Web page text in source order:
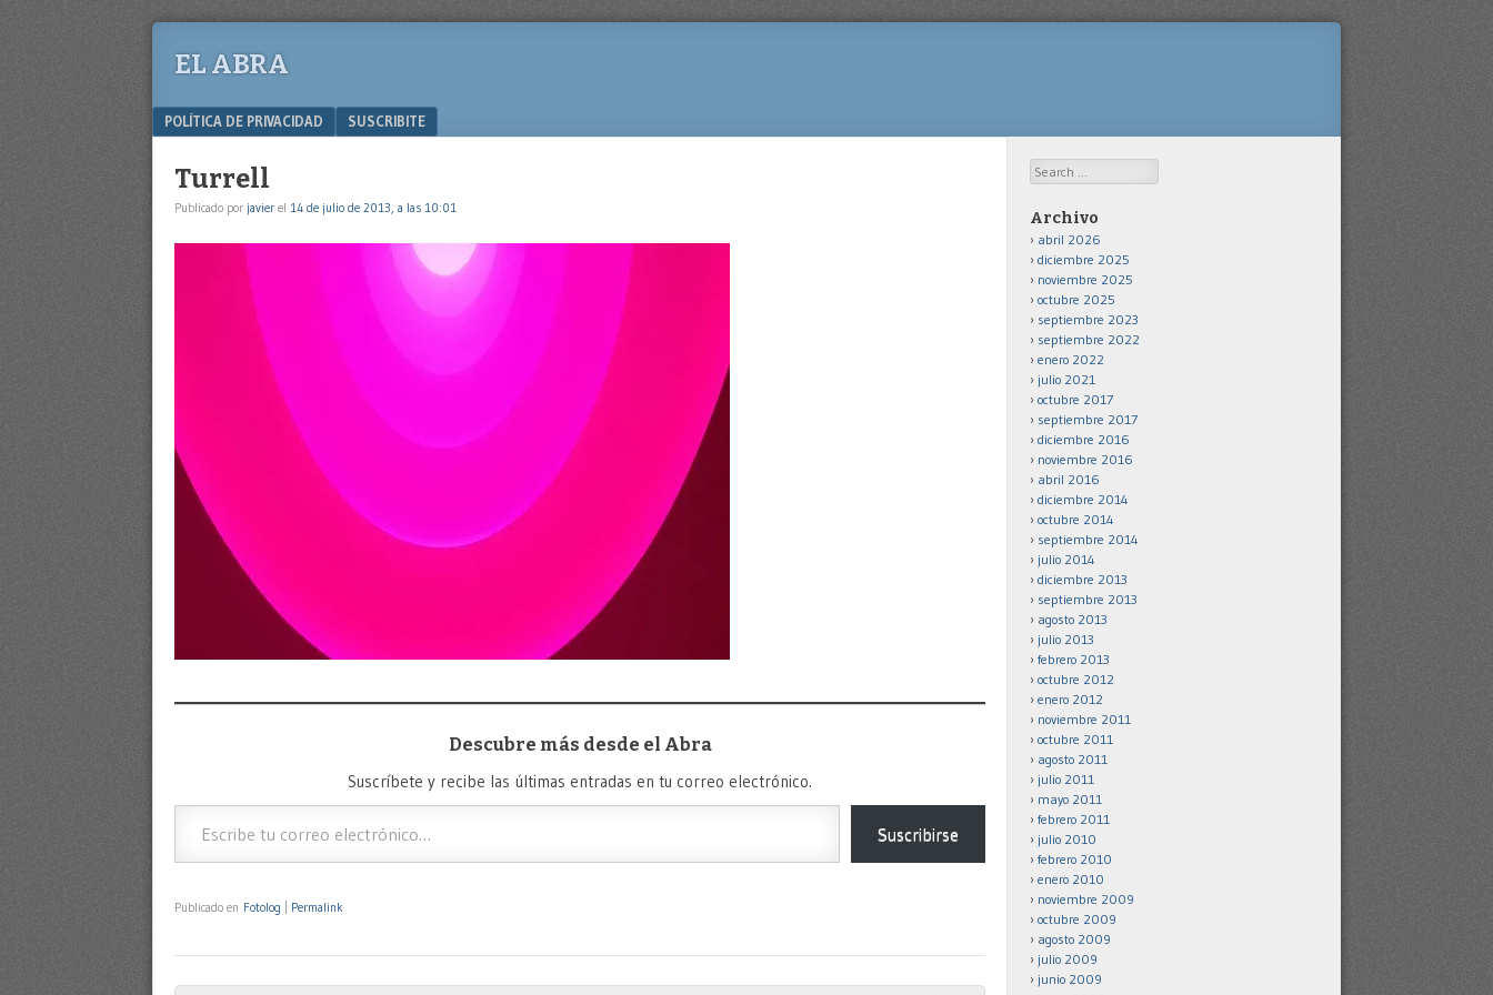
EL ABRA
Menu
SKIP TO CONTENT
POLÍTICA DE PRIVACIDAD SUSCRIBITE
Turrell
Publicado por javier el 14 de julio de 2013, a las 10:01
Descubre más desde el Abra
Suscríbete y recibe las últimas entradas en tu correo electrónico.
Escribe tu correo electrónico…
Suscribirse
Publicado en Fotolog Permalink
Search
Archivo
abril 2026
diciembre 2025
noviembre 2025
octubre 2025
septiembre 2023
septiembre 2022
enero 2022
julio 2021
octubre 2017
septiembre 2017
diciembre 2016
noviembre 2016
abril 2016
diciembre 2014
octubre 2014
septiembre 2014
julio 2014
diciembre 2013
septiembre 2013
agosto 2013
julio 2013
febrero 2013
octubre 2012
enero 2012
noviembre 2011
octubre 2011
agosto 2011
julio 2011
mayo 2011
febrero 2011
julio 2010
febrero 2010
enero 2010
noviembre 2009
octubre 2009
agosto 2009
julio 2009
junio 2009